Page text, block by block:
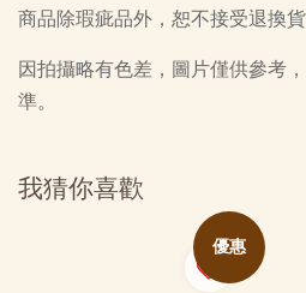
商品除瑕疵品外，恕不接受退換貨
因拍攝略有色差，圖片僅供參考
準。
我猜你喜歡
優惠